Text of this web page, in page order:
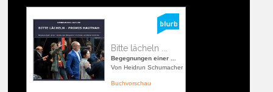
Bitte lächeln ...
Begegnungen einer ...
Von Heidrun Schumacher
Buchvorschau